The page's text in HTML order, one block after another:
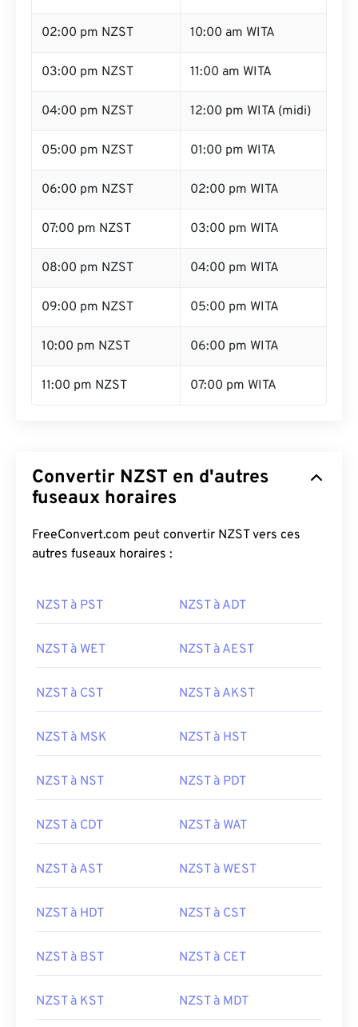
02:00 pm NZST 10:00 am WITA
03:00 pm NZST 11:00 am WITA
04:00 pm NZST 12:00 pm WITA (midi)
05:00 pm NZST 01:00 pm WITA
06:00 pm NZST 02:00 pm WITA
07:00 pm NZST 03:00 pm WITA
08:00 pm NZST 04:00 pm WITA
09:00 pm NZST 05:00 pm WITA
10:00 pm NZST 06:00 pm WITA
11:00 pm NZST 07:00 pm WITA
Convertir NZST en d'autres
fuseaux horaires
FreeConvert.com peut convertir NZST vers ces
autres fuseaux horaires :
NZST à PST NZST à ADT
NZST à WET NZST à AEST
NZST à CST NZST à AKST
NZST à MSK NZST à HST
NZST à NST NZST à PDT
NZST à CDT NZST à WAT
NZST à AST NZST à WEST
NZST à HDT NZST à CST
NZST à BST NZST à CET
NZST à KST NZST à MDT